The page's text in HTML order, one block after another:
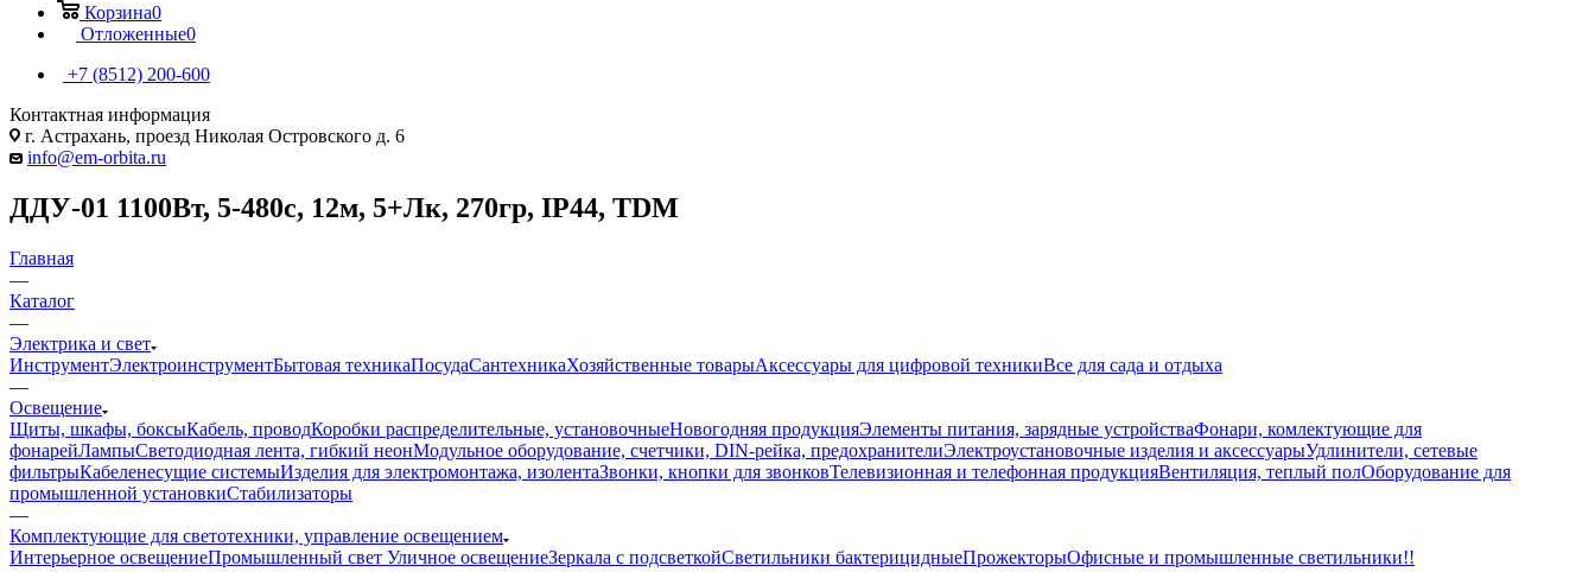
Корзина0
Отложенные0
+7 (8512) 200-600
Контактная информация
г. Астрахань, проезд Николая Островского д. 6
info@em-orbita.ru
ДДУ-01 1100Вт, 5-480с, 12м, 5+Лк, 270гр, IP44, TDM
Главная
—
Каталог
—
Электрика и свет
ИнструментЭлектроинструментБытовая техникаПосудаСантехникаХозяйственные товарыАксессуары для цифровой техникиВсе для сада и отдыха
—
Освещение
Щиты, шкафы, боксыКабель, проводКоробки распределительные, установочныеНовогодняя продукцияЭлементы питания, зарядные устройстваФонари, комлектующие для
фонарейЛампыСветодиодная лента, гибкий неонМодульное оборудование, счетчики, DIN-рейка, предохранителиЭлектроустановочные изделия и аксессуарыУдлинители, сетевые
фильтрыКабеленесущие системыИзделия для электромонтажа, изолентаЗвонки, кнопки для звонковТелевизионная и телефонная продукцияВентиляция, теплый полОборудование для
промышленной установкиСтабилизаторы
—
Комплектующие для светотехники, управление освещением
Интерьерное освещениеПромышленный свет Уличное освещениеЗеркала с подсветкойСветильники бактерицидныеПрожекторыОфисные и промышленные светильники!!